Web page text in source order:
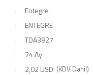
Entegre
ENTEGRE
TDA3827
24 Ay
2,02 USD (KDV Dahil)